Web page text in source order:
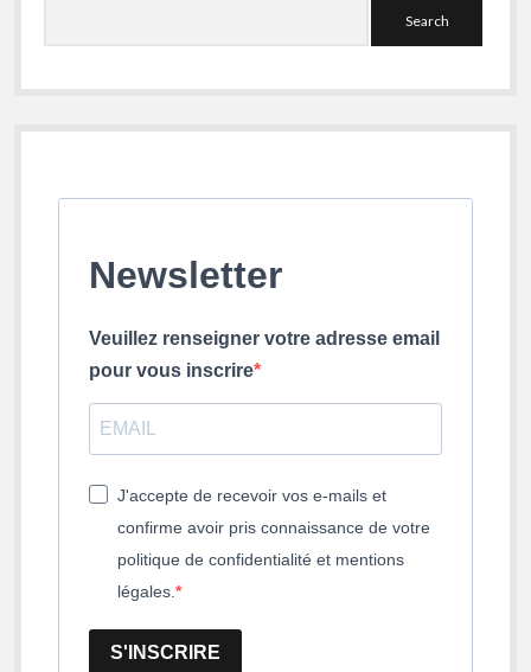
Newsletter
Veuillez renseigner votre adresse email
pour vous inscrire
J'accepte de recevoir vos e-mails et
confirme avoir pris connaissance de votre
politique de confidentialité et mentions
légales.
S'INSCRIRE